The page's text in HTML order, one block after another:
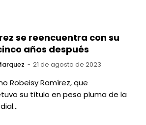
se reencuentra con su
años después
21 de agosto de 2023
Robeisy Ramírez, que
su título en peso pluma de la